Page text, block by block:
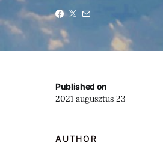
Published on
2021 augusztus 23
AUTHOR